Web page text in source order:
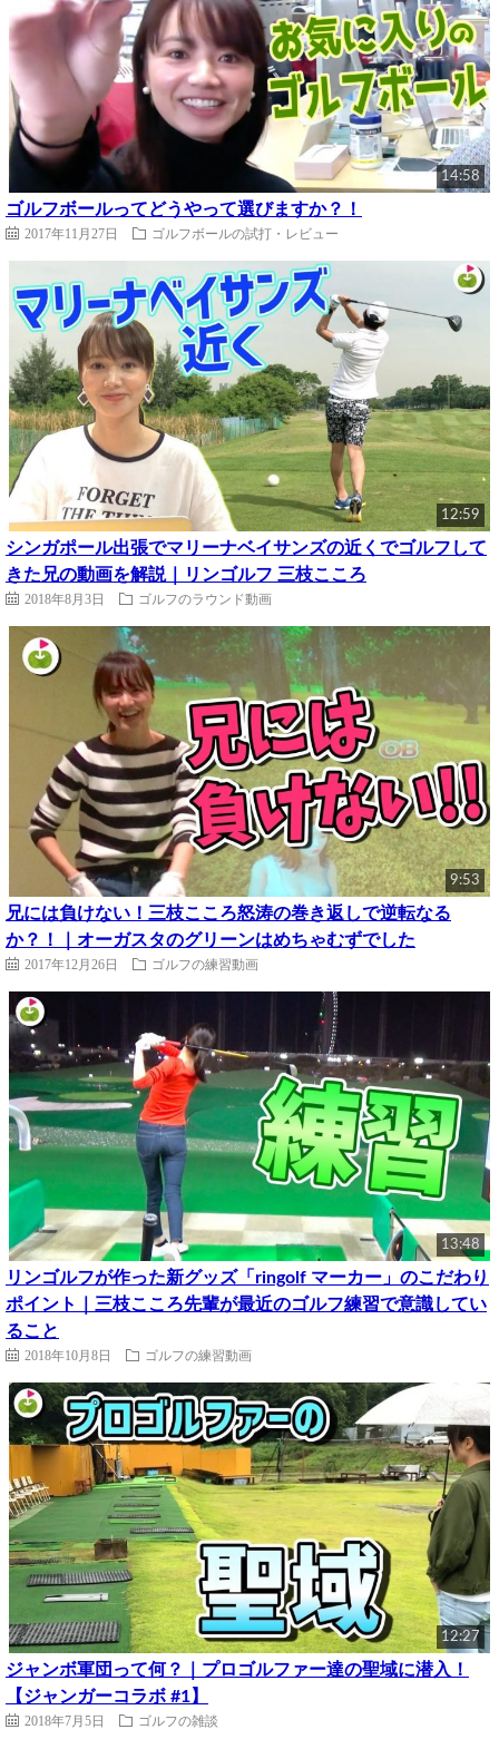
14:58
ゴルフボールってどうやって選びますか？！
2017年11月27日 ゴルフボールの試打・レビュー
12:59
シンガポール出張でマリーナベイサンズの近くでゴルフして
きた兄の動画を解説｜リンゴルフ 三枝こころ
2018年8月3日 ゴルフのラウンド動画
9:53
兄には負けない！三枝こころ怒涛の巻き返しで逆転なる
か？！｜オーガスタのグリーンはめちゃむずでした
2017年12月26日 ゴルフの練習動画
13:48
リンゴルフが作った新グッズ「ringolf マーカー」のこだわり
ポイント｜三枝こころ先輩が最近のゴルフ練習で意識してい
ること
2018年10月8日 ゴルフの練習動画
12:27
ジャンボ軍団って何？｜プロゴルファー達の聖域に潜入！
【ジャンガーコラボ #1】
2018年7月5日 ゴルフの雑談